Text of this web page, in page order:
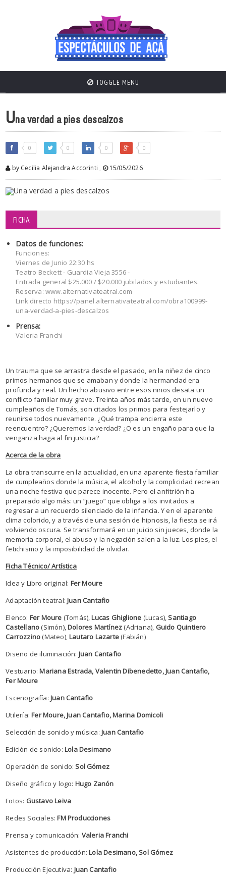
TOGGLE MENU
Una verdad a pies descalzos
0 0 0 0
by Cecilia Alejandra Accorinti , 15/05/2026
FICHA
Datos de funciones:
Funciones:
Viernes de Junio 22:30 hs
Teatro Beckett - Guardia Vieja 3556 -
Entrada general $25.000 / $20.000 jubilados y estudiantes.
Reserva: www.alternativateatral.com
Link directo https://panel.alternativateatral.com/obra100999-
una-verdad-a-pies-descalzos
Prensa:
Valeria Franchi
Un trauma que se arrastra desde el pasado, en la niñez de cinco
primos hermanos que se amaban y donde la hermandad era
profunda y real. Un hecho abusivo entre esos niños desata un
conflicto familiar muy grave. Treinta años más tarde, en un nuevo
cumpleaños de Tomás, son citados los primos para festejarlo y
reunirse todos nuevamente. ¿Qué trampa encierra este
reencuentro? ¿Queremos la verdad? ¿O es un engaño para que la
venganza haga al fin justicia?
Acerca de la obra
La obra transcurre en la actualidad, en una aparente fiesta familiar
de cumpleaños donde la música, el alcohol y la complicidad recrean
una noche festiva que parece inocente. Pero el anfitrión ha
preparado algo más: un “juego” que obliga a los invitados a
regresar a un recuerdo silenciado de la infancia. Y en el aparente
clima colorido, y a través de una sesión de hipnosis, la fiesta se irá
volviendo oscura. Se transformará en un juicio sin jueces, donde la
memoria corporal, el abuso y la negación salen a la luz. Los pies, el
fetichismo y la imposibilidad de olvidar.
Ficha Técnico/ Artística
Idea y Libro original: Fer Moure
Adaptación teatral:Juan Cantafio
Elenco: Fer Moure (Tomás),Lucas Ghiglione (Lucas),Santiago
Castellano (Simón),Dolores Martínez (Adriana), Guido Quintiero
Carrozzino (Mateo),Lautaro Lazarte (Fabián)
Diseño de iluminación: Juan Cantafio
Vestuario:Mariana Estrada, Valentin Dibenedetto, Juan Cantafio,
Fer Moure
Escenografía: Juan Cantafio
Utilería:Fer Moure, Juan Cantafio, Marina Domicoli
Selección de sonido y música:Juan Cantafio
Edición de sonido: Lola Desimano
Operación de sonido:Sol Gómez
Diseño gráfico y logo: Hugo Zanón
Fotos: Gustavo Leiva
Redes Sociales:FM Producciones
Prensa y comunicación: Valeria Franchi
Asistentes de producción:Lola Desimano, Sol Gómez
Producción Ejecutiva: Juan Cantafio